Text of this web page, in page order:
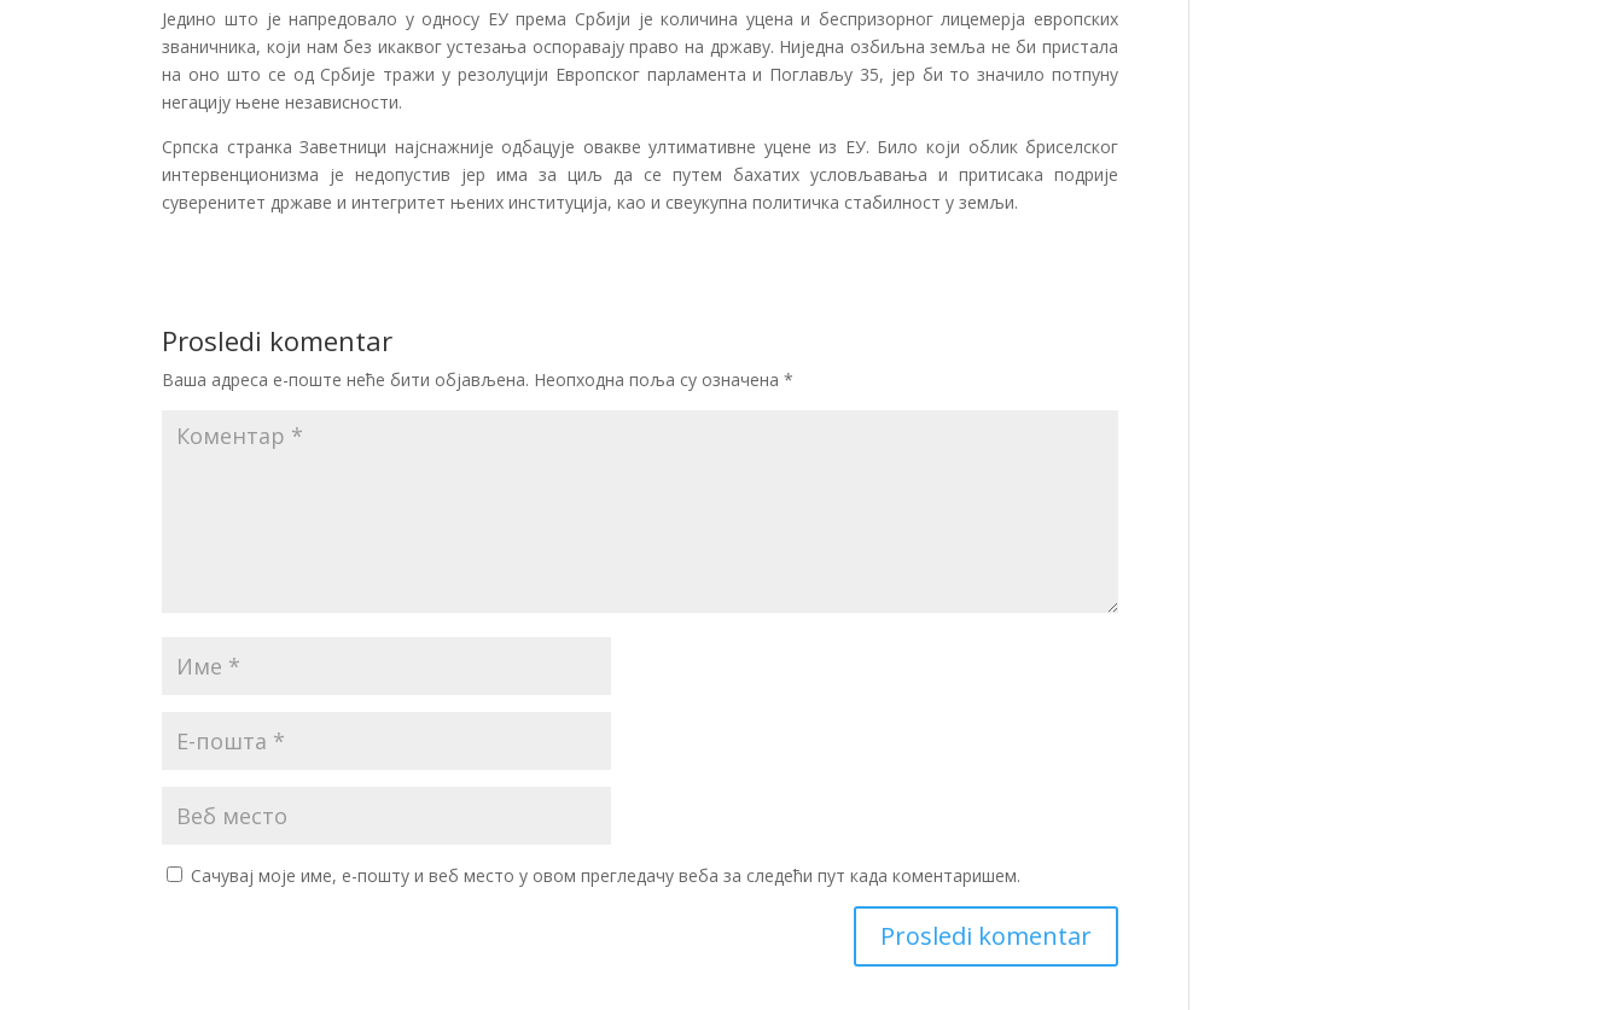
Једино што је напредовало у односу ЕУ према Србији је количина уцена и беспризорног лицемерја европских
званичника, који нам без икаквог устезања оспоравају право на државу. Ниједна озбиљна земља не би пристала
на оно што се од Србије тражи у резолуцији Европског парламента и Поглављу 35, јер би то значило потпуну
негацију њене независности.
Српска странка Заветници најснажније одбацује овакве ултимативне уцене из ЕУ. Било који облик бриселског
интервенционизма је недопустив јер има за циљ да се путем бахатих условљавања и притисака подрије
суверенитет државе и интегритет њених институција, као и свеукупна политичка стабилност у земљи.
Prosledi komentar
Ваша адреса е-поште неће бити објављена. Неопходна поља су означена*
Сачувај моје име, е-пошту и веб место у овом прегледачу веба за следећи пут када коментаришем.